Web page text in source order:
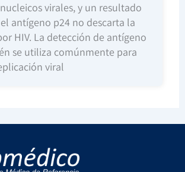
virales, y un resultado
antígeno p24 no descarta la
HIV. La detección de antígeno
se utiliza comúnmente para
viral